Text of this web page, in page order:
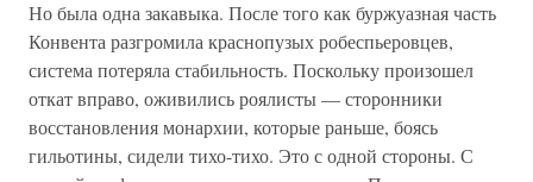
Но была одна закавыка. После того как буржуазная часть
Конвента разгромила краснопузых робеспьеровцев,
система потеряла стабильность. Поскольку произошел
откат вправо, оживились роялисты — сторонники
восстановления монархии, которые раньше, боясь
гильотины, сидели тихо-тихо. Это с одной стороны. С